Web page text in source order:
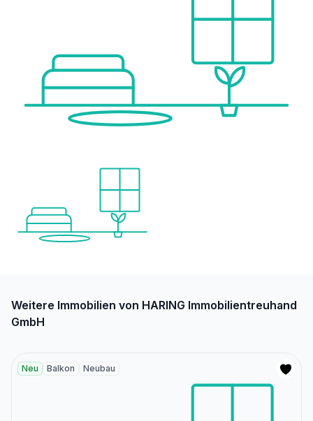
Weitere Immobilien von HARING Immobilientreuhand
GmbH
Neu Balkon Neubau